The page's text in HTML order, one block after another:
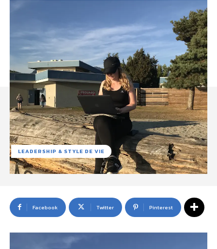
LEADERSHIP & STYLE DE VIE
Facebook Twitter Pinterest